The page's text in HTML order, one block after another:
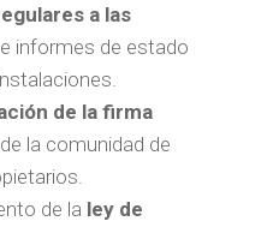
a las
e informes de estado
de la firma
la comunidad de
de la ley de